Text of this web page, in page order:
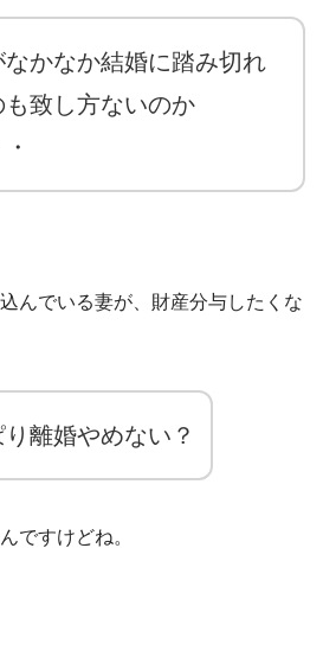
なかなか結婚に踏み切れ
も致し方ないのか
んでいる妻が、財産分与したくな
離婚やめない？
ですけどね。